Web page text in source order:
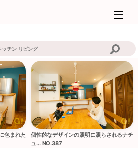
包まれた
個性的なデザインの照明に照らされるナチ
ュ... NO.387